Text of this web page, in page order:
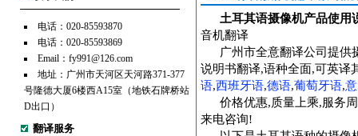
电话：020-85593870
电话：020-85593869
Email：fy991@126.com
地址：广州市天河区天河路371-377
号隆德大厦6楼西A15室（地铁石牌桥站
D出口）
翻译服务
土耳其语摄像机产品使用
音机翻译
广州市全意翻译公司提供
说明书翻译,语种全面,可英译
语,西班牙语,德语,葡萄牙语,
价格优惠,质量上乘,服务
来电咨询!